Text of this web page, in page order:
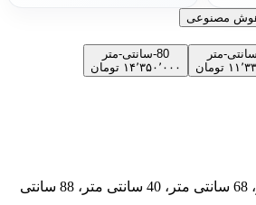
مصنوعی
تومان
80-سانتی-متر
۱۴٬۳۵۰٬۰۰۰
تومان
48 سانتی متر، 68 سانتی متر، 40 سانتی متر، 88 سانتی